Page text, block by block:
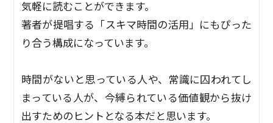
気軽に読むことができます。
著者が提唱する「スキマ時間の活用」にもぴった
り合う構成になっています。
時間がないと思っている人や、常識に囚われてし
まっている人が、今縛られている価値観から抜け
出すためのヒントとなる本だと思います。